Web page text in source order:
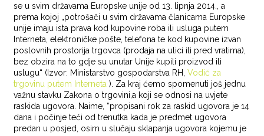
se u svim državama Europske unije od 13. lipnja 2014., a
prema kojoj „potrošači u svim državama članicama Europske
unije imaju ista prava kod kupovine roba ili usluga putem
Interneta, elektroničke pošte, telefona te kod kupovine izvan
poslovnih prostorija trgovca (prodaja na ulici ili pred vratima),
bez obzira na to gdje su unutar Unije kupili proizvod ili
uslugu“ (Izvor: Ministarstvo gospodarstva RH,Vodič za
trgovinu putem Interneta ). Za kraj ćemo spomenuti još jednu
važnu stavku Zakona o trgovini,a koji se odnosi na uvjete
raskida ugovora. Naime, “propisani rok za raskid ugovora je 14
dana i počinje teći od trenutka kada je predmet ugovora
predan u posjed, osim u slučaju sklapanja ugovora kojemu je